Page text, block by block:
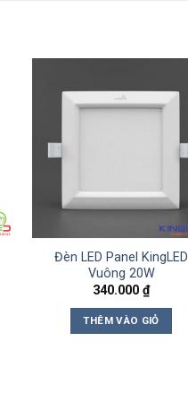
Đèn LED Panel KingLED
Vuông 20W
340.000₫
THÊM VÀO GIỎ